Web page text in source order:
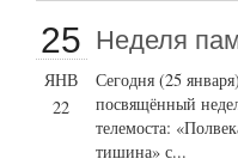
25
ЯНВ
22
Неделя
Сегодня (25
посвящённый
телемоста:
тишина» с...